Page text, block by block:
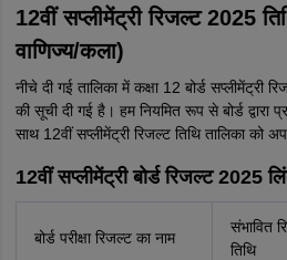
12वीं सप्लीमेंट्री रिजल्ट 2025
वाणिज्य/कला)
नीचे दी गई तालिका में कक्षा 12 बोर्ड
की सूची दी गई है। हम नियमित रूप से बोर्ड
साथ 12वीं सप्लीमेंट्री रिजल्ट तिथि तालिका को
12वीं सप्लीमेंट्री बोर्ड रिजल्ट 2025
बोर्ड परीक्षा रिजल्ट का नाम
संभावित
तिथि